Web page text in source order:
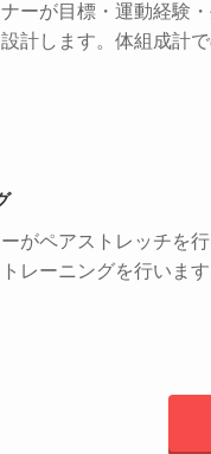
ーが目標・運動経験
計します。体組成計で
がペアストレッチを
レーニングを行います